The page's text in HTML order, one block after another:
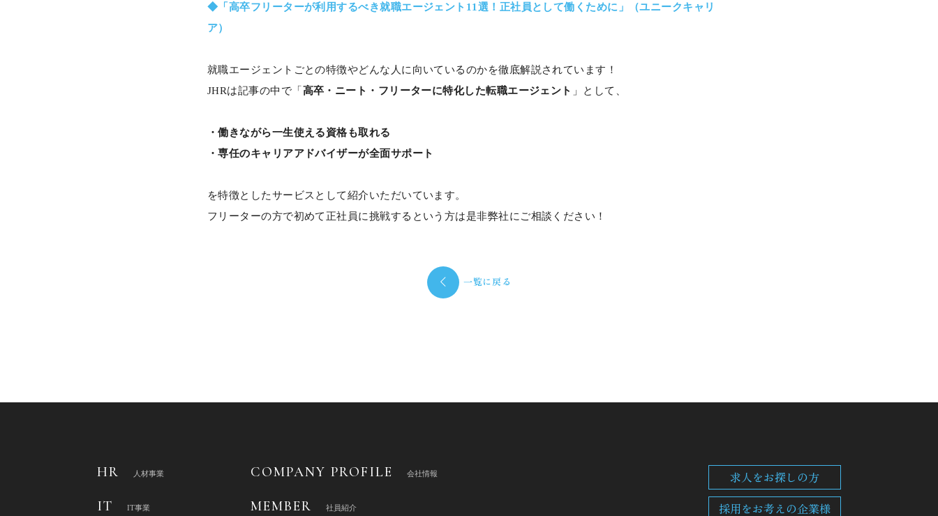
◆「高卒フリーターが利用するべき就職エージェント11選！正社員として働くために」（ユニークキャリ
ア）
就職エージェントごとの特徴やどんな人に向いているのかを徹底解説されています！
JHRは記事の中で「 高卒・ニート・フリーターに特化した転職エージェント 」として、
・働きながら一生使える資格も取れる
・専任のキャリアアドバイザーが全面サポート
を特徴としたサービスとして紹介いただいています。
フリーターの方で初めて正社員に挑戦するという方は是非弊社にご相談ください！
一覧に戻る
HR 人材事業
IT IT事業
COMPANY PROFILE 会社情報
MEMBER 社員紹介
求人をお探しの方
採用をお考えの企業様